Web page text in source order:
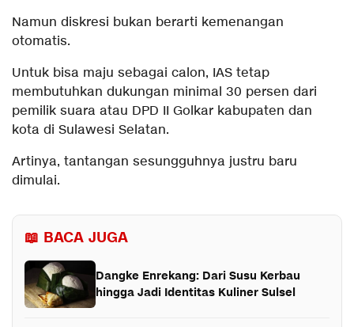
Namun diskresi bukan berarti kemenangan
otomatis.
Untuk bisa maju sebagai calon, IAS tetap
membutuhkan dukungan minimal 30 persen dari
pemilik suara atau DPD II Golkar kabupaten dan
kota di Sulawesi Selatan.
Artinya, tantangan sesungguhnya justru baru
dimulai.
📖 BACA JUGA
Dangke Enrekang: Dari Susu Kerbau
hingga Jadi Identitas Kuliner Sulsel